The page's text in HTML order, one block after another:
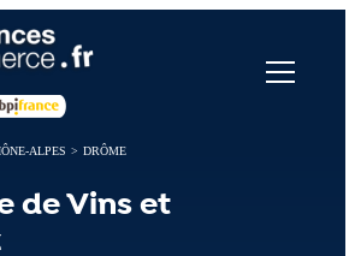
ALPES > DRÔME
de Vins et
cookies